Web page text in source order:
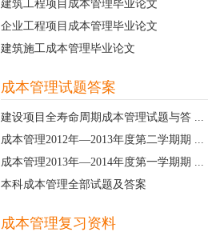
建筑工程项目成本管理毕业论文
企业工程项目成本管理毕业论文
建筑施工成本管理毕业论文
成本管理试题答案
建设项目全寿命周期成本管理试题与答 ...
成本管理2012年—2013年度第二学期期 ...
成本管理2013年—2014年度第一学期期 ...
本科成本管理全部试题及答案
成本管理复习资料